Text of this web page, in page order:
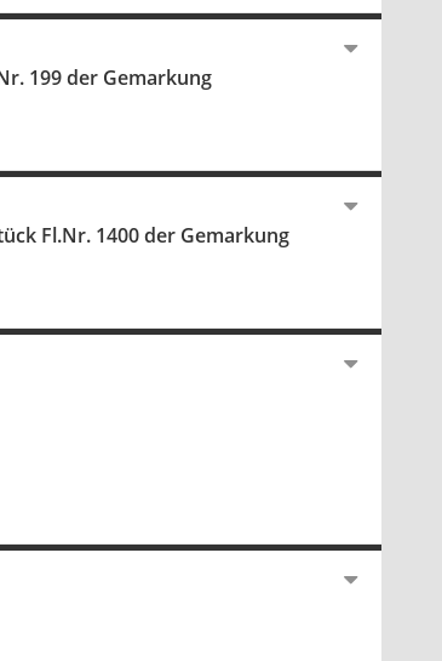
199 der Gemarkung
Fl.Nr. 1400 der Gemarkung